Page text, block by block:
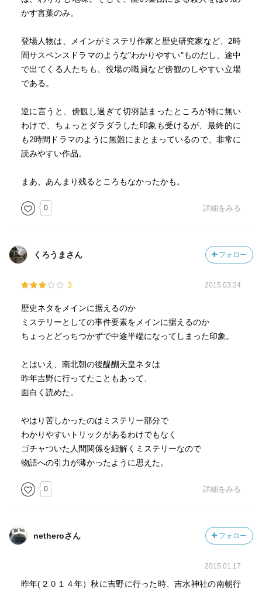
かす言葉のみ。
登場人物は、メインがミステリ作家と歴史研究家など、2時
間サスペンスドラマのような"わかりやすい"ものだし、途中
で出てくる人たちも、役場の職員など傍観のしやすい立場
である。
逆に言うと、傍観し過ぎて切羽詰まったところが特に無い
わけで、ちょっとダラダラした印象も受けるが、最終的に
も2時間ドラマのように無難にまとまっているので、非常に
読みやすい作品。
まあ、あんまり残るところもなかったかも。
0 詳細をみる
くろうまさん フォロー
3 2015.03.24
歴史ネタをメインに据えるのか
ミステリーとしての事件要素をメインに据えるのか
ちょっとどっちつかずで中途半端になってしまった印象。
とはいえ、南北朝の後醍醐天皇ネタは
昨年吉野に行ってたこともあって、
面白く読めた。
やはり苦しかったのはミステリー部分で
わかりやすいトリックがあるわけでもなく
ゴチャついた人間関係を紐解くミステリーなので
物語への引力が薄かったように思えた。
0 詳細をみる
netheroさん フォロー
2015.01.17
昨年(２０１４年）秋に吉野に行った時、吉水神社の南朝行